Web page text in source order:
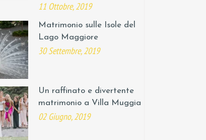
11 Ottobre, 2019
Matrimonio sulle Isole del
Lago Maggiore
30 Settembre, 2019
Un raffinato e divertente
matrimonio a Villa Muggia
02 Giugno, 2019